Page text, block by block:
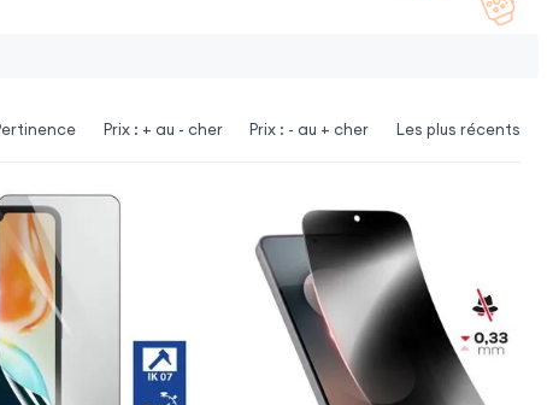
Prix : + au - cher Prix : - au + cher Les plus récents